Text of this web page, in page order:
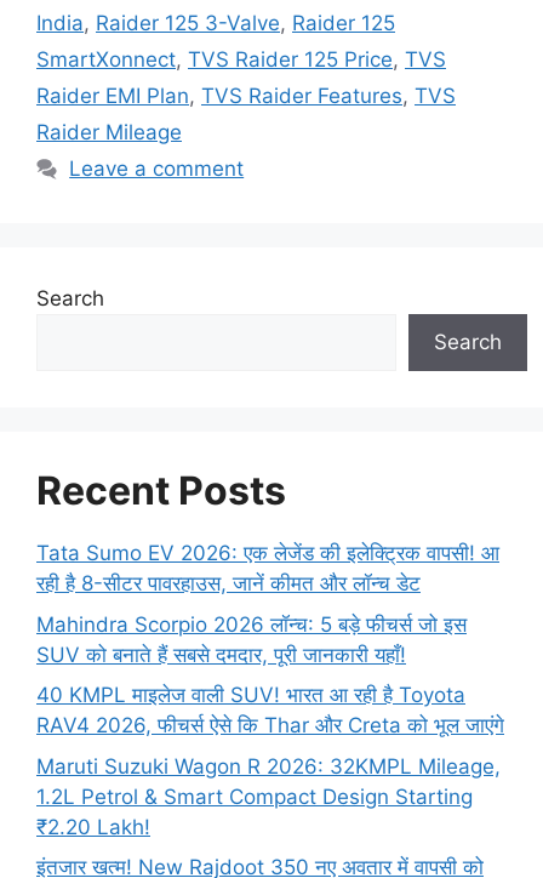
India, Raider 125 3-Valve, Raider 125
SmartXonnect, TVS Raider 125 Price, TVS
Raider EMI Plan, TVS Raider Features, TVS
Raider Mileage
Leave a comment
Search
Search
Recent Posts
Tata Sumo EV 2026: एक लेजेंड की इलेक्ट्रिक वापसी! आ
रही है 8-सीटर पावरहाउस, जानें कीमत और लॉन्च डेट
Mahindra Scorpio 2026 लॉन्च: 5 बड़े फीचर्स जो इस
SUV को बनाते हैं सबसे दमदार, पूरी जानकारी यहाँ!
40 KMPL माइलेज वाली SUV! भारत आ रही है Toyota
RAV4 2026, फीचर्स ऐसे कि Thar और Creta को भूल जाएंगे
Maruti Suzuki Wagon R 2026: 32KMPL Mileage,
1.2L Petrol & Smart Compact Design Starting
₹2.20 Lakh!
इंतजार खत्म! New Rajdoot 350 नए अवतार में वापसी को